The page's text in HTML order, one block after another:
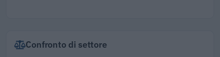
Confronto di settore